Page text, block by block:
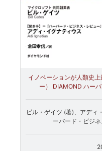
イノベーションが人類史
ー） DIAMOND ハー
ビル・ゲイツ (著)、アディ
ーバード・ビジ